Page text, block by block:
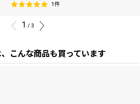
1件
1 / 3
こんな商品も買っています